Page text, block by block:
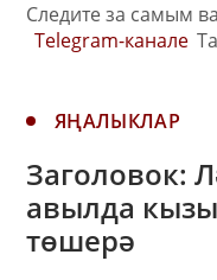
Следите за самым
Telegram-канале
ЯҢАЛЫКЛАР
Заголовок:
авылда
төшерә